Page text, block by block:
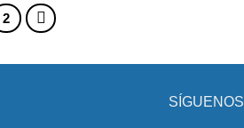
2
SÍGUENOS